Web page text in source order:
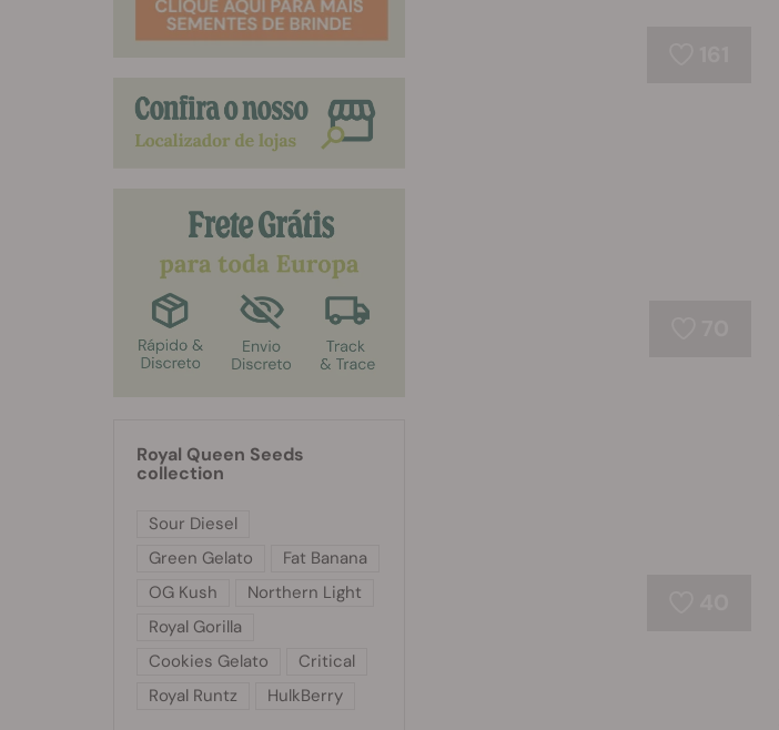
Royal Queen Seeds
collection
Sour Diesel
Green Gelato
Fat Banana
OG Kush
Northern Light
Royal Gorilla
Cookies Gelato
Critical
Royal Runtz
HulkBerry